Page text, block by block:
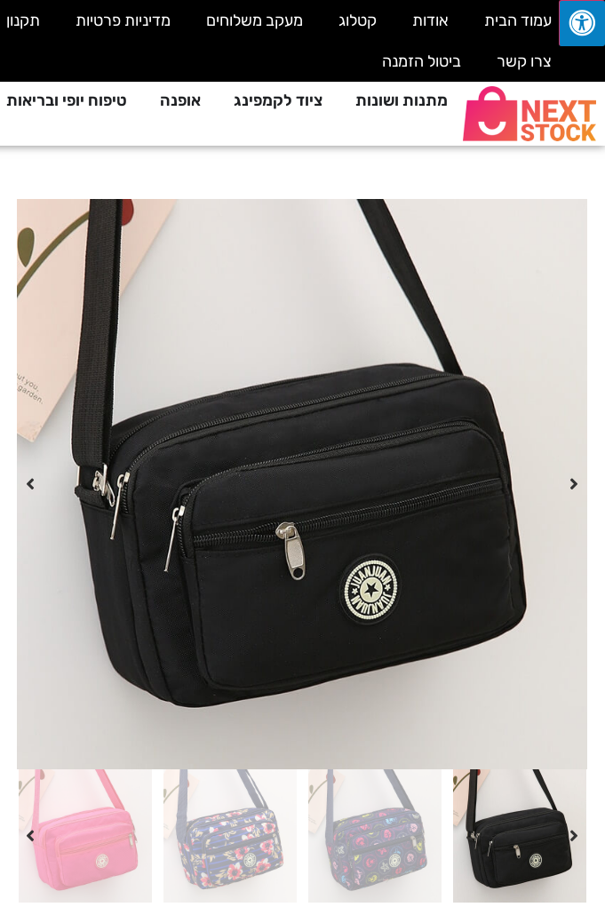
עמוד הבית אודות קטלוג מעקב משלוחים מדיניות פרטיות תקנון
צרו קשר
ביטול הזמנה
מתנות ושונות
ציוד לקמפינג אופנה טיפוח יופי ובריאות